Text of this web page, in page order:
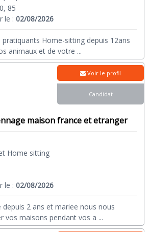
85
le :02/08/2026
Home-sitting depuis 12ans
animaux et de votre ...
maison france et etranger
Home sitting
le :02/08/2026
2 ans et mariee nous nous
vos maisons pendant vos a ...
Voir le profil
Candidat